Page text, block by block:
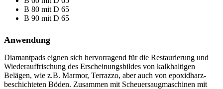
B 80 mit D 65
B 90 mit D 65
Anwendung
Diamantpads eignen sich hervorragend für die Restaurierung und
Wiederauffrischung des Erscheinungsbildes von kalkhaltigen
Belägen, wie z.B. Marmor, Terrazzo, aber auch von epoxidharz-
beschichteten Böden. Zusammen mit Scheuersaugmaschinen mit